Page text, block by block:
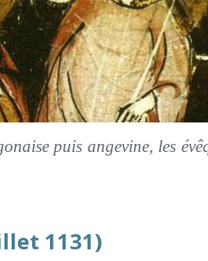
puis angevine, les
1131)